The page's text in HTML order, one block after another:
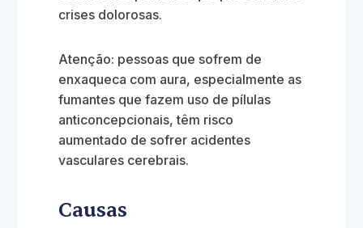
crises dolorosas.
Atenção: pessoas que sofrem de
enxaqueca com aura, especialmente as
fumantes que fazem uso de pílulas
anticoncepcionais, têm risco
aumentado de sofrer acidentes
vasculares cerebrais.
Causas